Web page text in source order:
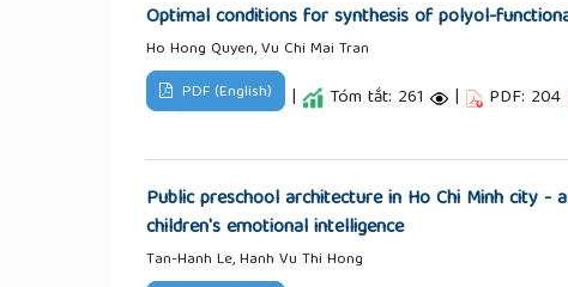
Optimal conditions for synthesis of polyol-
Ho Hong Quyen, Vu Chi Mai Tran
PDF (English) | Tóm tắt: 261 | PDF: 204
Public preschool architecture in Ho Chi Minh city
children's emotional intelligence
Tan-Hanh Le, Hanh Vu Thi Hong